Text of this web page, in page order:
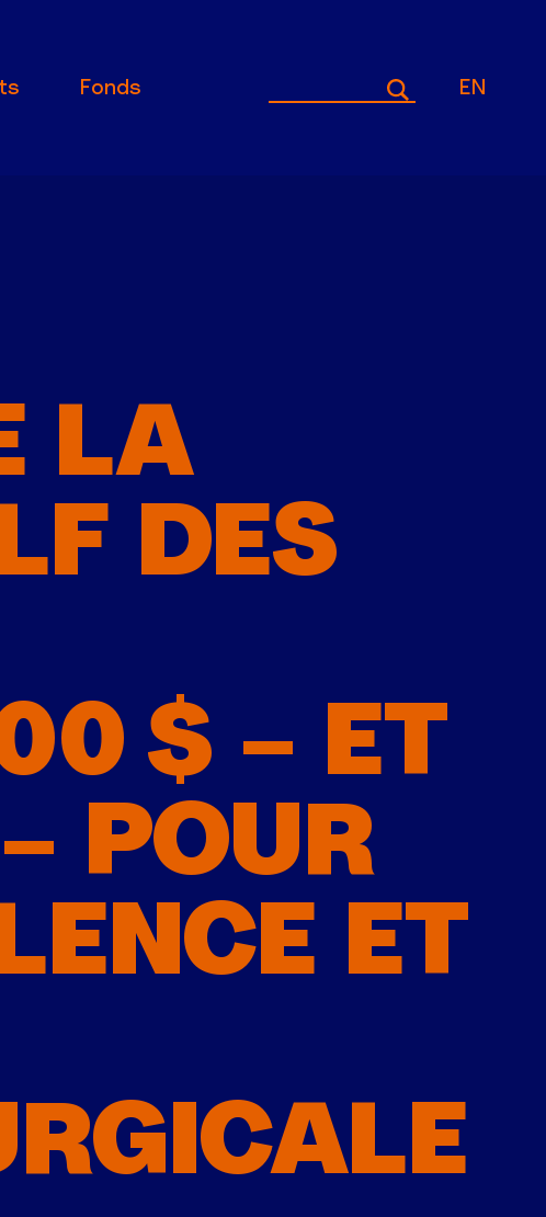
Fonds EN
LA
DES
$ – ET
POUR
ET